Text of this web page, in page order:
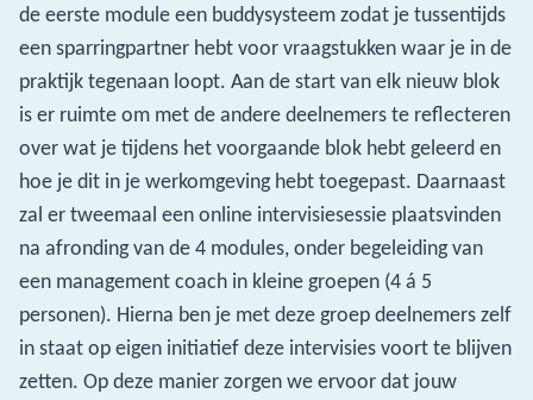
de eerste module een buddysysteem zodat je tussentijds
een sparringpartner hebt voor vraagstukken waar je in de
praktijk tegenaan loopt. Aan de start van elk nieuw blok
is er ruimte om met de andere deelnemers te reflecteren
over wat je tijdens het voorgaande blok hebt geleerd en
hoe je dit in je werkomgeving hebt toegepast. Daarnaast
zal er tweemaal een online intervisiesessie plaatsvinden
na afronding van de 4 modules, onder begeleiding van
een management coach in kleine groepen (4 á 5
personen). Hierna ben je met deze groep deelnemers zelf
in staat op eigen initiatief deze intervisies voort te blijven
zetten. Op deze manier zorgen we ervoor dat jouw